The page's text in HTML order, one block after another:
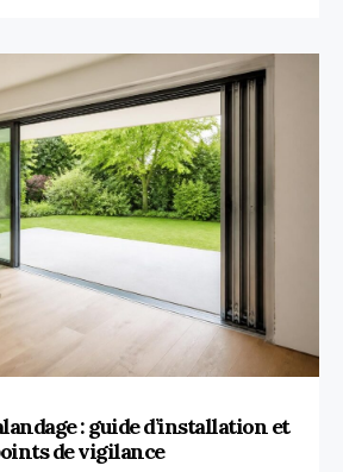
: guide d’installation et
de vigilance